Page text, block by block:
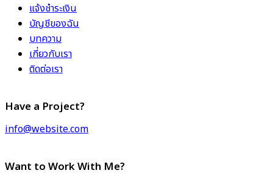
แจ้งชำระเงิน
บัญชีของฉัน
บทความ
เกี่ยวกับเรา
ติดต่อเรา
Have a Project?
info@website.com
Want to Work With Me?